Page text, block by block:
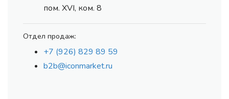
пом. XVI, ком. 8
Отдел продаж:
+7 (926) 829 89 59
b2b@iconmarket.ru